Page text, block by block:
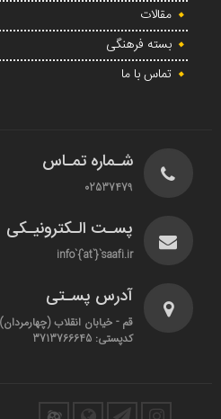
مقالات
بسته فرهنگی
تماس با ما
شـماره تمـاس
02537479
پسـت الـکترونیـکی
info`{`at`}`saafi.ir
آدرس پسـتی
کدپستی: 3713766645